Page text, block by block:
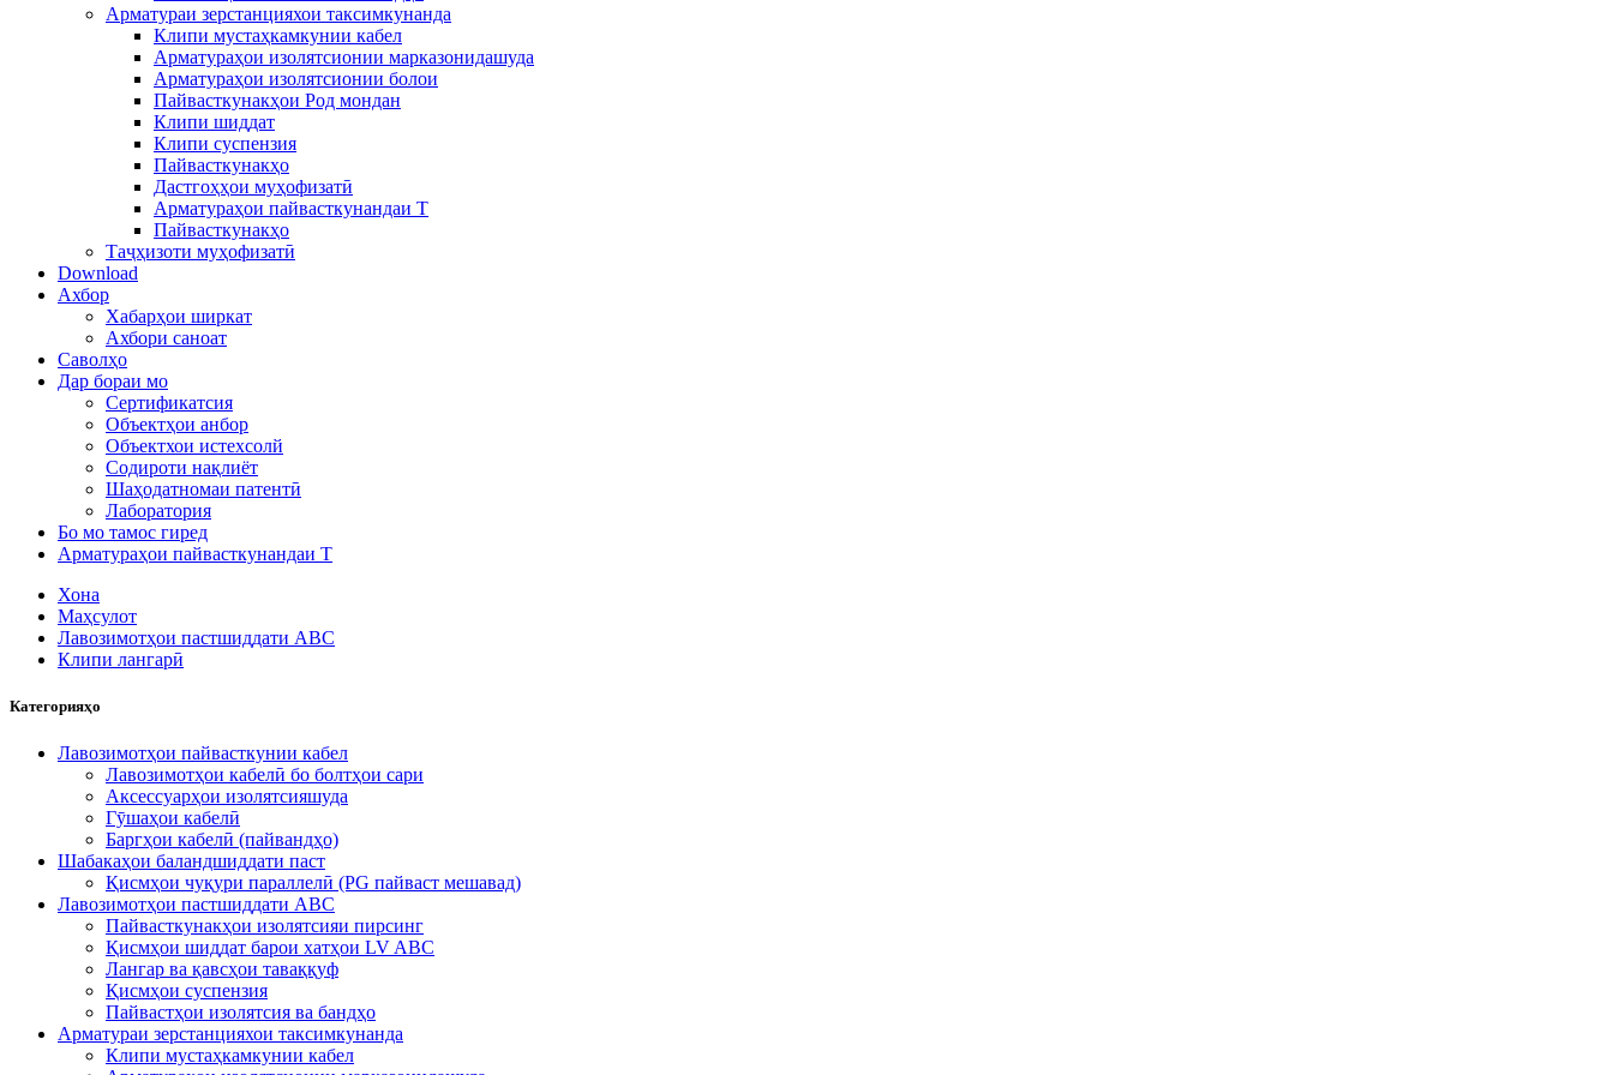
Арматураи зерстанцияхои таксимкунанда
Клипи мустаҳкамкунии кабел
Арматураҳои изолятсионии марказонидашуда
Арматураҳои изолятсионии болои
Пайвасткунакҳои Род мондан
Клипи шиддат
Клипи суспензия
Пайвасткунакҳо
Дастгоҳҳои муҳофизатӣ
Арматураҳои пайвасткунандаи T
Пайвасткунакҳо
Таҷҳизоти муҳофизатӣ
Download
Ахбор
Хабарҳои ширкат
Ахбори саноат
Саволҳо
Дар бораи мо
Сертификатсия
Объектҳои анбор
Объектхои истехсолй
Содироти нақлиёт
Шаҳодатномаи патентӣ
Лаборатория
Бо мо тамос гиред
Арматураҳои пайвасткунандаи T
Хона
Маҳсулот
Лавозимотҳои пастшиддати ABC
Клипи лангарӣ
Категорияҳо
Лавозимотҳои пайвасткунии кабел
Лавозимотҳои кабелӣ бо болтҳои сари
Аксессуарҳои изолятсияшуда
Гӯшаҳои кабелӣ
Баргҳои кабелӣ (пайвандҳо)
Шабакаҳои баландшиддати паст
Қисмҳои чуқури параллелӣ (PG пайваст мешавад)
Лавозимотҳои пастшиддати ABC
Пайвасткунакҳои изолятсияи пирсинг
Қисмҳои шиддат барои хатҳои LV ABC
Лангар ва қавсҳои таваққуф
Қисмҳои суспензия
Пайвастҳои изолятсия ва бандҳо
Арматураи зерстанцияхои таксимкунанда
Клипи мустаҳкамкунии кабел